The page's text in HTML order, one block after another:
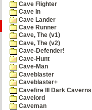
Cave Flighter
Cave In
Cave Lander
Cave Runner
Cave, The (v1)
Cave, The (v2)
Cave-Defender!
Cave-Hunt
Cave-Man
Caveblaster
Caveblaster+
Cavefire III Dark Caverns
Cavelord
Caveman